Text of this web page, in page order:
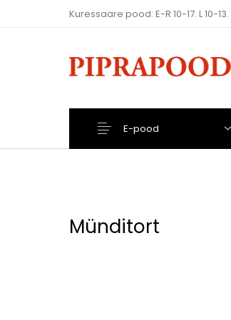
Kuressaare pood: E-R 10-17. L 10-13.
E-pood
Münditort